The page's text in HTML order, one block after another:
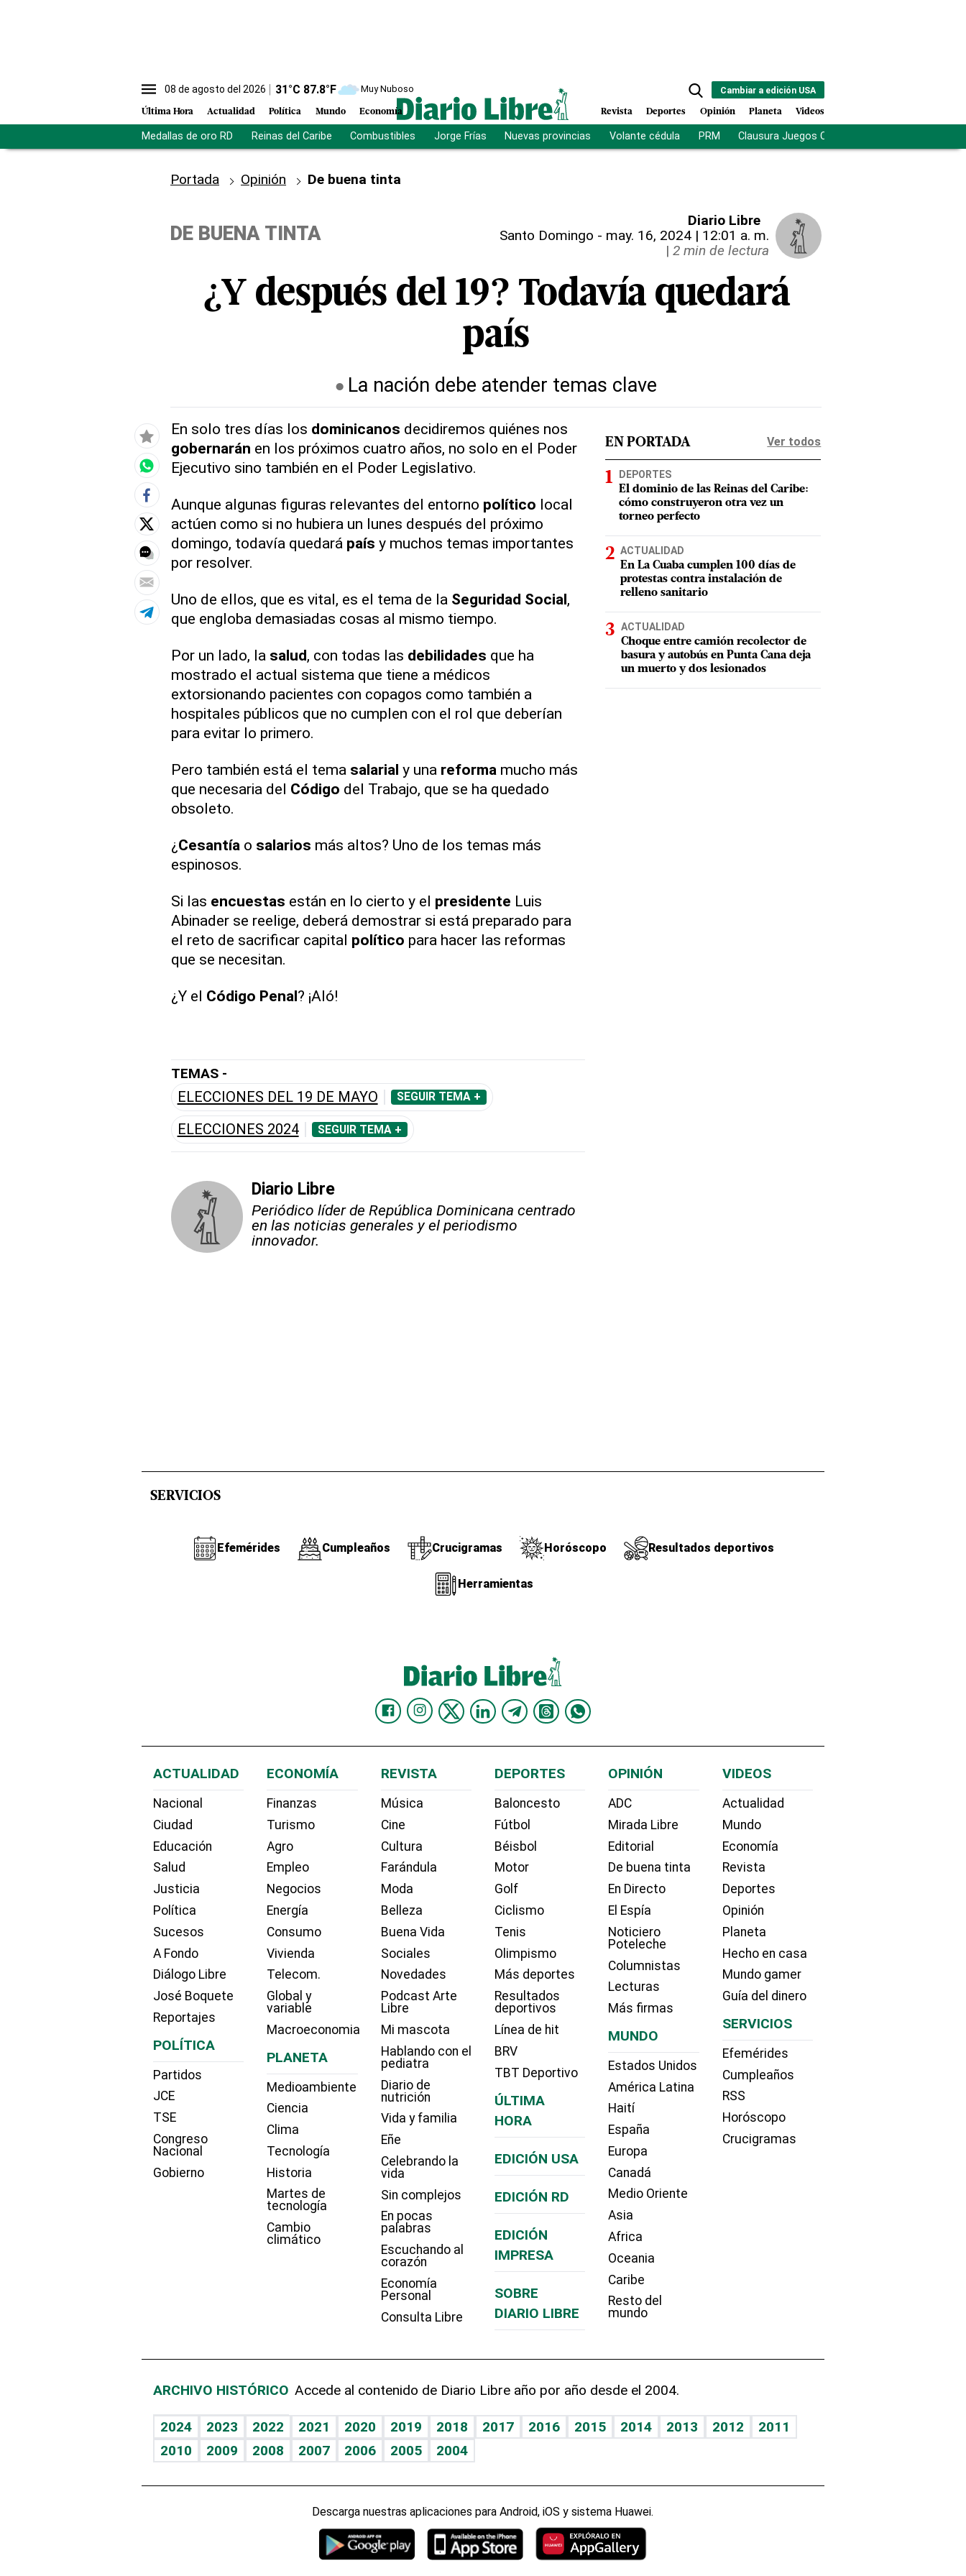
08 de agosto del 2026 31°C 87.8°F Muy Nuboso
Última Hora Actualidad Política Mundo Economía
Cambiar a edición USA
Revista Deportes Opinión Planeta Videos
Medallas de oro RD Reinas del Caribe Combustibles Jorge Frías Nuevas provincias Volante cédula PRM Clausura Juegos Centroamericanos
Portada Opinión De buena tinta
DE BUENA TINTA
Diario Libre
Santo Domingo - may. 16, 2024 | 12:01 a. m.
| 2 min de lectura
¿Y después del 19? Todavía quedará
país
La nación debe atender temas clave
En solo tres días los dominicanos decidiremos quiénes nos
gobernarán en los próximos cuatro años, no solo en el Poder
Ejecutivo sino también en el Poder Legislativo.
Aunque algunas figuras relevantes del entorno político local
actúen como si no hubiera un lunes después del próximo
domingo, todavía quedará país y muchos temas importantes
por resolver.
Uno de ellos, que es vital, es el tema de la Seguridad Social,
que engloba demasiadas cosas al mismo tiempo.
Por un lado, la salud, con todas las debilidades que ha
mostrado el actual sistema que tiene a médicos
extorsionando pacientes con copagos como también a
hospitales públicos que no cumplen con el rol que deberían
para evitar lo primero.
Pero también está el tema salarial y una reforma mucho más
que necesaria del Código del Trabajo, que se ha quedado
obsoleto.
¿ Cesantía o salarios más altos? Uno de los temas más
espinosos.
Si las encuestas están en lo cierto y el presidente Luis
Abinader se reelige, deberá demostrar si está preparado para
el reto de sacrificar capital político para hacer las reformas
que se necesitan.
¿Y el Código Penal? ¡Aló!
TEMAS -
ELECCIONES DEL 19 DE MAYO SEGUIR TEMA +
ELECCIONES 2024 SEGUIR TEMA +
Diario Libre
Periódico líder de República Dominicana centrado
en las noticias generales y el periodismo
innovador.
EN PORTADA Ver todos
DEPORTES
El dominio de las Reinas del Caribe:
cómo construyeron otra vez un
torneo perfecto
ACTUALIDAD
En La Cuaba cumplen 100 días de
protestas contra instalación de
relleno sanitario
ACTUALIDAD
Choque entre camión recolector de
basura y autobús en Punta Cana deja
un muerto y dos lesionados
SERVICIOS
Efemérides Cumpleaños Crucigramas Horóscopo Resultados deportivos
Herramientas
ACTUALIDAD
Nacional
Ciudad
Educación
Salud
Justicia
Política
Sucesos
A Fondo
Diálogo Libre
José Boquete
Reportajes
POLÍTICA
Partidos
JCE
TSE
Congreso
Nacional
Gobierno
ECONOMÍA
Finanzas
Turismo
Agro
Empleo
Negocios
Energía
Consumo
Vivienda
Telecom.
Global y
variable
Macroeconomia
PLANETA
Medioambiente
Ciencia
Clima
Tecnología
Historia
Martes de
tecnología
Cambio
climático
REVISTA
Música
Cine
Cultura
Farándula
Moda
Belleza
Buena Vida
Sociales
Novedades
Podcast Arte
Libre
Mi mascota
Hablando con el
pediatra
Diario de
nutrición
Vida y familia
Eñe
Celebrando la
vida
Sin complejos
En pocas
palabras
Escuchando al
corazón
Economía
Personal
Consulta Libre
DEPORTES
Baloncesto
Fútbol
Béisbol
Motor
Golf
Ciclismo
Tenis
Olimpismo
Más deportes
Resultados
deportivos
Línea de hit
BRV
TBT Deportivo
ÚLTIMA
HORA
EDICIÓN USA
EDICIÓN RD
EDICIÓN
IMPRESA
SOBRE
DIARIO LIBRE
OPINIÓN
ADC
Mirada Libre
Editorial
De buena tinta
En Directo
El Espía
Noticiero
Poteleche
Columnistas
Lecturas
Más firmas
MUNDO
Estados Unidos
América Latina
Haití
España
Europa
Canadá
Medio Oriente
Asia
Africa
Oceania
Caribe
Resto del
mundo
VIDEOS
Actualidad
Mundo
Economía
Revista
Deportes
Opinión
Planeta
Hecho en casa
Mundo gamer
Guía del dinero
SERVICIOS
Efemérides
Cumpleaños
RSS
Horóscopo
Crucigramas
ARCHIVO HISTÓRICO Accede al contenido de Diario Libre año por año desde el 2004.
2024 2023 2022 2021 2020 2019 2018 2017 2016 2015 2014 2013 2012
2011
2010
2009 2008 2007 2006 2005 2004
Descarga nuestras aplicaciones para Android, iOS y sistema Huawei.